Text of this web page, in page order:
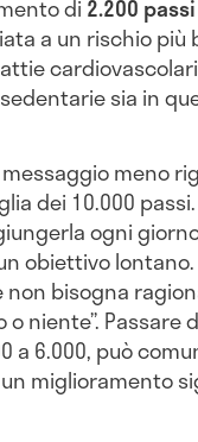
di 2.200
a un rischio più
sia in
meno
dei 10.000
ogni
obiettivo
bisogna
niente”. Passare
a 6.000, può
miglioramento